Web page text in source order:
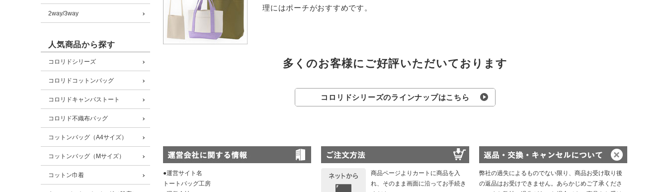
2way/3way
人気商品から探す
コロリドシリーズ
コロリドコットンバッグ
コロリドキャンバストート
コロリド不織布バッグ
コットンバッグ（A4サイズ）
コットンバッグ（Mサイズ）
コットン巾着
理にはポーチがおすすめです。
多くのお客様にご好評いただいております
コロリドシリーズのラインナップはこちら
●運営サイト名
トートバッグ工房
商品ページよりカートに商品を入
れ、そのまま画面に沿ってお手続き
弊社の過失によるものでない限り、商品お受け取り後
の返品はお受けできません。あらかじめご了承くださ